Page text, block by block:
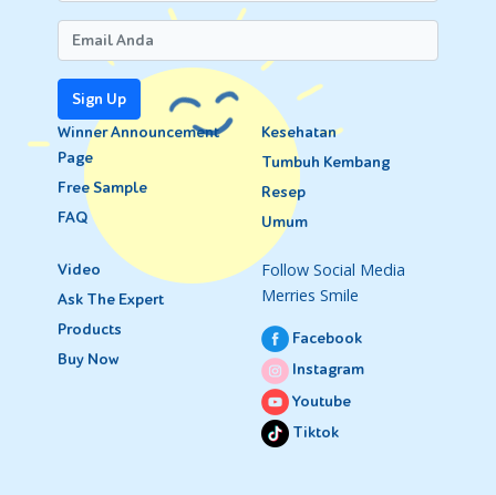
Sign Up
Winner Announcement
Page
Free Sample
FAQ
Kesehatan
Tumbuh Kembang
Resep
Umum
Video
Ask The Expert
Products
Buy Now
Follow Social Media
Merries Smile
Facebook
Instagram
Youtube
Tiktok